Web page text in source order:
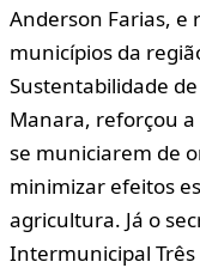
Anderson Farias, e
municípios da
Sustentabilidade de
Manara, reforçou a
se municiarem de
minimizar efeitos
agricultura. Já o
Intermunicipal Três